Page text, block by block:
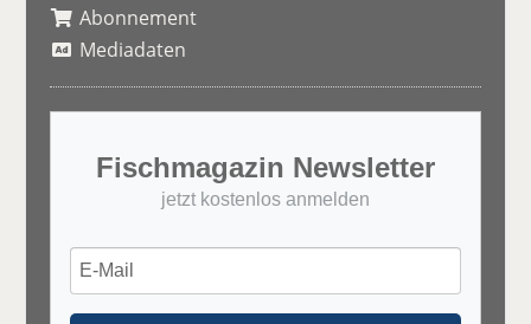
Abonnement
Mediadaten
Fischmagazin Newsletter
jetzt kostenlos anmelden